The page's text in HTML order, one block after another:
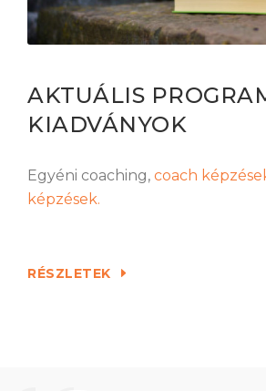
AKTUÁLIS
KIADVÁNYOK
Egyéni coaching, coach
képzések.
RÉSZLETEK